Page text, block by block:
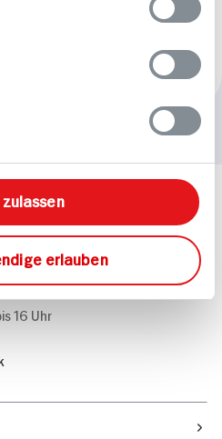
erlauben
FAQ
Fragen
16 Uhr